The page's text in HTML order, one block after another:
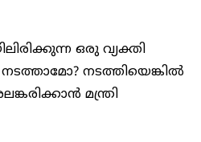
ഒരു വ്യക്തി
നടത്തിയെങ്കിൽ
മന്ത്രി